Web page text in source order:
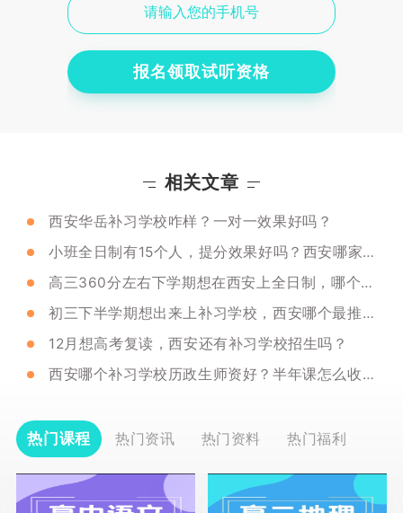
报名领取试听资格
相关文章
西安华岳补习学校咋样？一对一效果好吗？
小班全日制有15个人，提分效果好吗？西安哪家小班课比较好？
高三360分左右下学期想在西安上全日制，哪个适合？
初三下半学期想出来上补习学校，西安哪个最推荐？
12月想高考复读，西安还有补习学校招生吗？
西安哪个补习学校历政生师资好？半年课怎么收费？
热门课程 热门资讯 热门资料 热门福利